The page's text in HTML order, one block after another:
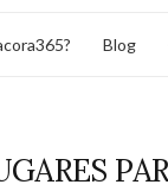
Blog